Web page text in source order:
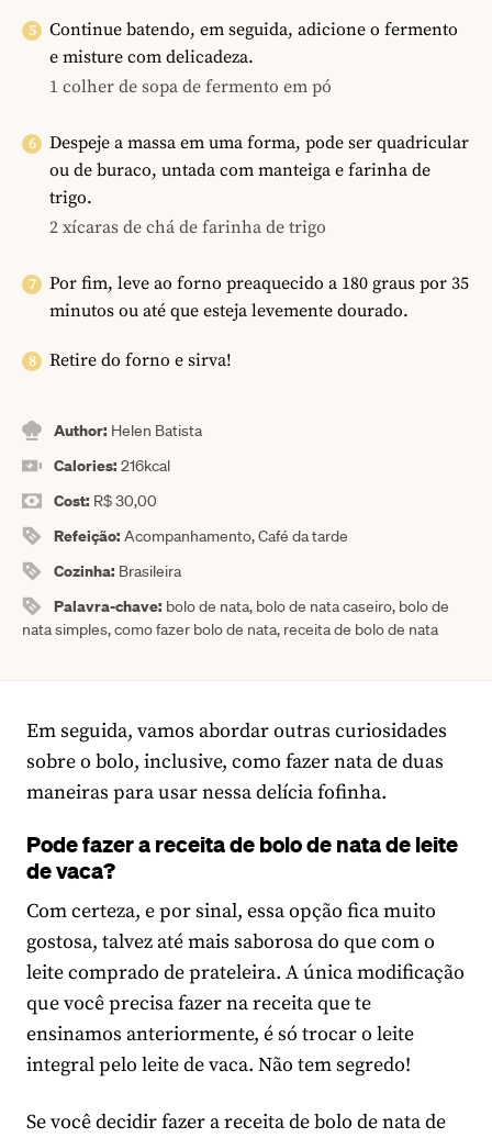
Continue batendo, em seguida, adicione o fermento
e misture com delicadeza.
1 colher de sopa de fermento em pó
Despeje a massa em uma forma, pode ser quadricular
ou de buraco, untada com manteiga e farinha de
trigo.
2 xícaras de chá de farinha de trigo
Por fim, leve ao forno preaquecido a 180 graus por 35
minutos ou até que esteja levemente dourado.
Retire do forno e sirva!
Author: Helen Batista
Calories:216kcal
Cost: R$ 30,00
Refeição:Acompanhamento, Café da tarde
Cozinha: Brasileira
Palavra-chave: bolo de nata, bolo de nata caseiro, bolo de
nata simples, como fazer bolo de nata, receita de bolo de nata
Em seguida, vamos abordar outras curiosidades
sobre o bolo, inclusive, como fazer nata de duas
maneiras para usar nessa delícia fofinha.
Pode fazer a receita de bolo de nata de leite
de vaca?
Com certeza, e por sinal, essa opção fica muito
gostosa, talvez até mais saborosa do que com o
leite comprado de prateleira. A única modificação
que você precisa fazer na receita que te
ensinamos anteriormente, é só trocar o leite
integral pelo leite de vaca. Não tem segredo!
Se você decidir fazer a receita de bolo de nata de